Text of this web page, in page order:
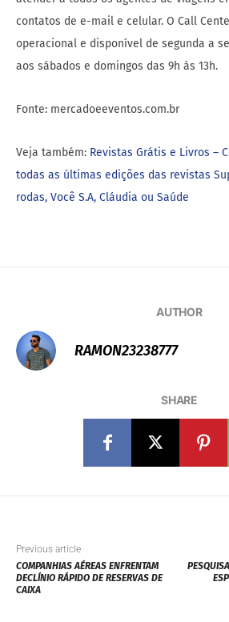
contatos de e-mail e celular. O Call
operacional e disponível de segunda a
aos sábados e domingos das 9h às 13h.
Fonte: mercadoeeventos.com.br
Veja também: Revistas Grátis e Livros –
todas as últimas edições das revistas
rodas, Você S.A, Cláudia ou Saúde
AUTHOR
RAMON23238777
SHARE
Previous article
COMPANHIAS AÉREAS ENFRENTAM
DECLÍNIO RÁPIDO DE RESERVAS DE
CAIXA